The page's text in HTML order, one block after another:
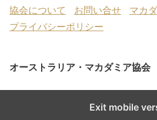
協会について
お問い合せ
マカ
プライバシーポリシー
オーストラリア・マカダミア協会
Exit mobile